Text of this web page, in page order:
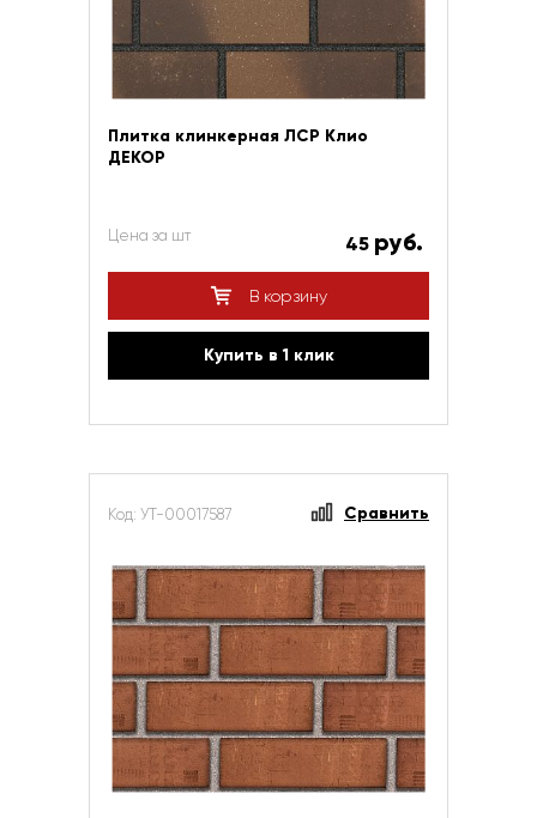
Плитка клинкерная ЛСР Клио
ДЕКОР
Цена за шт 45 руб.
В корзину
Купить в 1 клик
Код: УТ-00017587 Сравнить